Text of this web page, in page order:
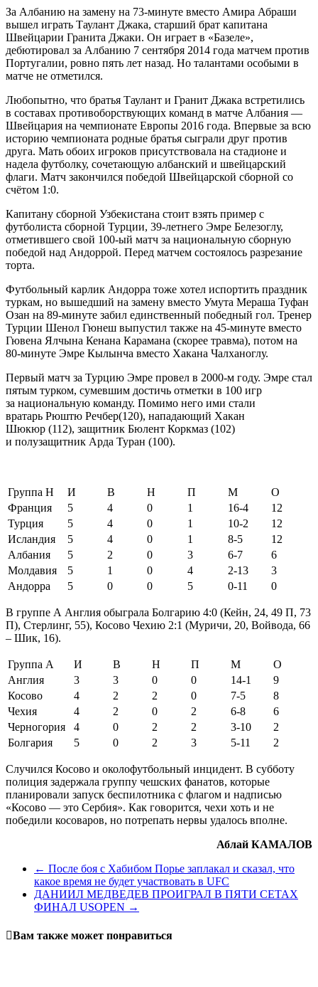
За Албанию на замену на 73-минуте вместо Амира Абраши
вышел играть Таулант Джака, старший брат капитана
Швейцарии Гранита Джаки. Он играет в «Базеле»,
дебютировал за Албанию 7 сентября 2014 года матчем против
Португалии, ровно пять лет назад. Но талантами особыми в
матче не отметился.
Любопытно, что братья Таулант и Гранит Джака встретились
в составах противоборствующих команд в матче Албания —
Швейцария на чемпионате Европы 2016 года. Впервые за всю
историю чемпионата родные братья сыграли друг против
друга. Мать обоих игроков присутствовала на стадионе и
надела футболку, сочетающую албанский и швейцарский
флаги. Матч закончился победой Швейцарской сборной со
счётом 1:0.
Капитану сборной Узбекистана стоит взять пример с
футболиста сборной Турции, 39-летнего Эмре Белезоглу,
отметившего свой 100-ый матч за национальную сборную
победой над Андоррой. Перед матчем состоялось разрезание
торта.
Футбольный карлик Андорра тоже хотел испортить праздник
туркам, но вышедший на замену вместо Умута Мераша Туфан
Озан на 89-минуте забил единственный победный гол. Тренер
Турции Шенол Гюнеш выпустил также на 45-минуте вместо
Гювена Ялчына Кенана Карамана (скорее травма), потом на
80-минуте Эмре Кылынча вместо Хакана Чалханоглу.
Первый матч за Турцию Эмре провел в 2000-м году. Эмре стал
пятым турком, сумевшим достичь отметки в 100 игр
за национальную команду. Помимо него ими стали
вратарь Рюштю Речбер(120), нападающий Хакан
Шюкюр (112), защитник Бюлент Коркмаз (102)
и полузащитник Арда Туран (100).
Группа Н И В Н П М
О
Франция
5 4 0 1 16-4
12
Турция
5 4 0 1 10-2
12
Исландия
5 4 0 1 8-5
12
Албания
5 2 0 3 6-7
6
Молдавия
5 1 0 4 2-13
3
Андорра
5 0 0 5 0-11 0
В группе А Англия обыграла Болгарию 4:0 (Кейн, 24, 49 П, 73
П), Стерлинг, 55), Косово Чехию 2:1 (Муричи, 20, Войвода, 66
– Шик, 16).
Группа А И В Н П М
О
Англия
3 3 0 0 14-1
9
Косово
4 2 2 0 7-5
8
Чехия
4 2 0 2 6-8
6
Черногория
4 0 2 2 3-10
2
Болгария
5 0 2 3 5-11 2
Случился Косово и околофутбольный инцидент. В субботу
полиция задержала группу чешских фанатов, которые
планировали запуск беспилотника с флагом и надписью
«Косово — это Сербия». Как говорится, чехи хоть и не
победили косоваров, но потрепать нервы удалось вполне.
Аблай КАМАЛОВ
← После боя с Хабибом Порье заплакал и сказал, что
какое время не будет участвовать в UFC
ДАНИИЛ МЕДВЕДЕВ ПРОИГРАЛ В ПЯТИ СЕТАХ
ФИНАЛ USOPEN →
Вам также может понравиться